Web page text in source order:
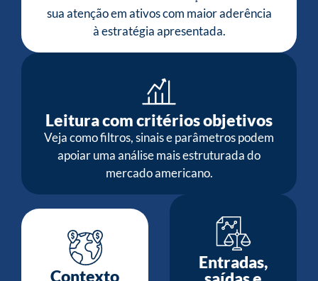
sua atenção em ativos com maior aderência
à estratégia apresentada.
Leitura com critérios objetivos
Veja como filtros, sinais e parâmetros podem
apoiar uma análise mais estruturada do
mercado americano.
Entradas,
Contexto